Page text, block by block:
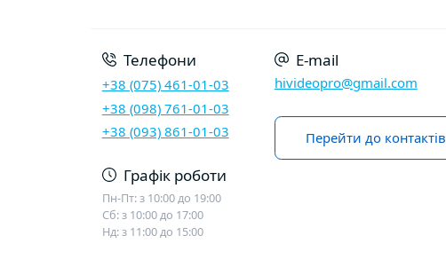
Телефони
+38 (075) 461-01-03
+38 (098) 761-01-03
+38 (093) 861-01-03
Графік роботи
Пн-Пт: з 10:00 до 19:00
Сб: з 10:00 до 17:00
Нд: з 11:00 до 15:00
E-mail
hivideopro@gmail.com
Перейти до контактів